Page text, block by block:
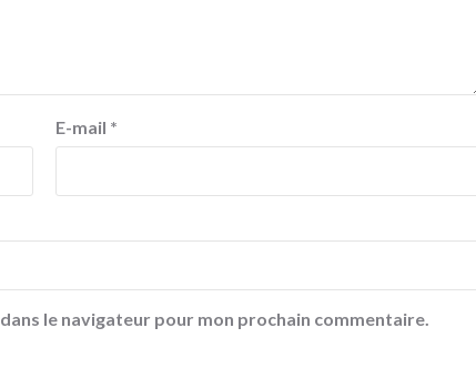
E-mail *
le navigateur pour mon prochain commentaire.